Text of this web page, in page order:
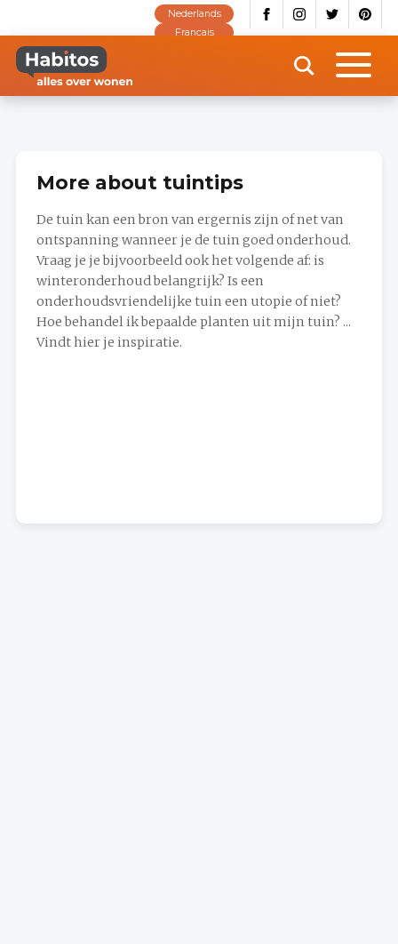
content
Nederlands
Français
More about tuintips
De tuin kan een bron van ergernis zijn of net van
ontspanning wanneer je de tuin goed onderhoud.
Vraag je je bijvoorbeeld ook het volgende af: is
winteronderhoud belangrijk? Is een
onderhoudsvriendelijke tuin een utopie of niet?
Hoe behandel ik bepaalde planten uit mijn tuin? ...
Vindt hier je inspiratie.